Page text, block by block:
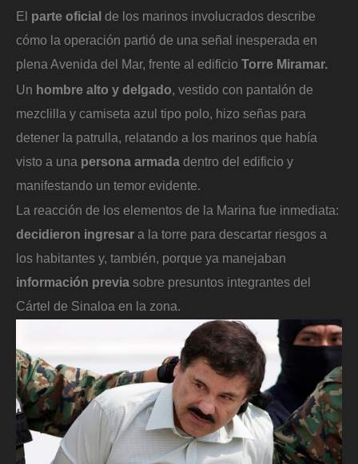
El parte oficial de los marinos involucrados describe
cómo la operación partió de una señal inesperada en
plena Avenida del Mar, frente al edificio Torre Miramar.
Un hombre alto y delgado, vestido con pantalón de
mezclilla y camiseta azul tipo polo, hizo señas para
detener la patrulla, relatando a los marinos que había
visto a una persona armada dentro del edificio y
manifestando un temor evidente.
La reacción de los elementos de la Marina fue inmediata:
decidieron ingresar a la torre para descartar riesgos a
los habitantes y, también, porque ya manejaban
información previa sobre presuntos integrantes del
Cártel de Sinaloa en la zona.